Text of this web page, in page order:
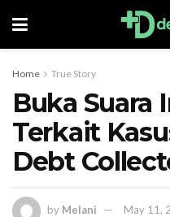
Home True Story
Buka Suara
Terkait
Debt
by Melani May 11,